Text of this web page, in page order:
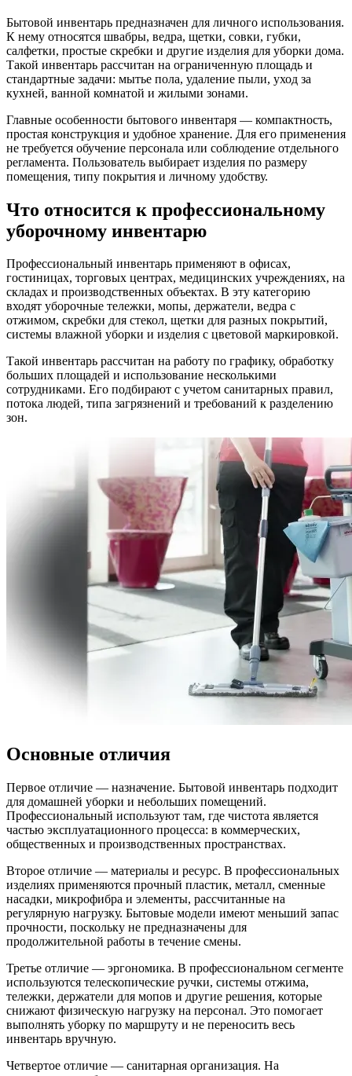
Бытовой инвентарь предназначен для личного использования.
К нему относятся швабры, ведра, щетки, совки, губки,
салфетки, простые скребки и другие изделия для уборки дома.
Такой инвентарь рассчитан на ограниченную площадь и
стандартные задачи: мытье пола, удаление пыли, уход за
кухней, ванной комнатой и жилыми зонами.
Главные особенности бытового инвентаря — компактность,
простая конструкция и удобное хранение. Для его применения
не требуется обучение персонала или соблюдение отдельного
регламента. Пользователь выбирает изделия по размеру
помещения, типу покрытия и личному удобству.
Что относится к профессиональному
уборочному инвентарю
Профессиональный инвентарь применяют в офисах,
гостиницах, торговых центрах, медицинских учреждениях, на
складах и производственных объектах. В эту категорию
входят уборочные тележки, мопы, держатели, ведра с
отжимом, скребки для стекол, щетки для разных покрытий,
системы влажной уборки и изделия с цветовой маркировкой.
Такой инвентарь рассчитан на работу по графику, обработку
больших площадей и использование несколькими
сотрудниками. Его подбирают с учетом санитарных правил,
потока людей, типа загрязнений и требований к разделению
зон.
Основные отличия
Первое отличие — назначение. Бытовой инвентарь подходит
для домашней уборки и небольших помещений.
Профессиональный используют там, где чистота является
частью эксплуатационного процесса: в коммерческих,
общественных и производственных пространствах.
Второе отличие — материалы и ресурс. В профессиональных
изделиях применяются прочный пластик, металл, сменные
насадки, микрофибра и элементы, рассчитанные на
регулярную нагрузку. Бытовые модели имеют меньший запас
прочности, поскольку не предназначены для
продолжительной работы в течение смены.
Третье отличие — эргономика. В профессиональном сегменте
используются телескопические ручки, системы отжима,
тележки, держатели для мопов и другие решения, которые
снижают физическую нагрузку на персонал. Это помогает
выполнять уборку по маршруту и не переносить весь
инвентарь вручную.
Четвертое отличие — санитарная организация. На